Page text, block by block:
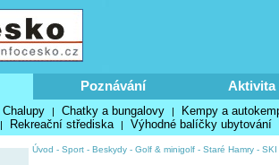
Poznávání Aktivita
Chalupy | Chatky a bungalovy | Kempy a
| Rekreační střediska | Výhodné balíčky ubytování
Úvod - Sport - Beskydy - Golf & minigolf - Staré Hamry - SKI